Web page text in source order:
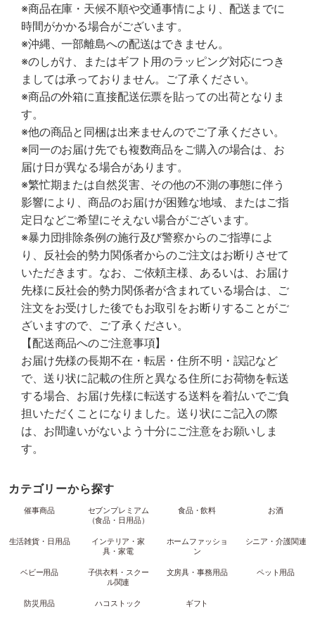
※商品在庫・天候不順や交通事情により、配送までに
時間がかかる場合がございます。
※沖縄、一部離島への配送はできません。
※のしがけ、またはギフト用のラッピング対応につき
ましては承っておりません。ご了承ください。
※商品の外箱に直接配送伝票を貼っての出荷となりま
す。
※他の商品と同梱は出来ませんのでご了承ください。
※同一のお届け先でも複数商品をご購入の場合は、お
届け日が異なる場合があります。
※繁忙期または自然災害、その他の不測の事態に伴う
影響により、商品のお届けが困難な地域、またはご指
定日などご希望にそえない場合がございます。
※暴力団排除条例の施行及び警察からのご指導によ
り、反社会的勢力関係者からのご注文はお断りさせて
いただきます。なお、ご依頼主様、あるいは、お届け
先様に反社会的勢力関係者が含まれている場合は、ご
注文をお受けした後でもお取引をお断りすることがご
ざいますので、ご了承ください。
【配送商品へのご注意事項】
お届け先様の長期不在・転居・住所不明・誤記など
で、送り状に記載の住所と異なる住所にお荷物を転送
する場合、お届け先様に転送する送料を着払いでご負
担いただくことになりました。送り状にご記入の際
は、お間違いがないよう十分にご注意をお願いしま
す。
カテゴリーから探す
催事商品
セブンプレミアム
（食品・日用品）
食品・飲料 お酒
生活雑貨・日用品
インテリア・家
具・家電
ホームファッショ
ン
シニア・介護関連
ベビー用品
子供衣料・スクー
ル関連
文房具・事務用品 ペット用品
防災用品 ハコストック ギフト